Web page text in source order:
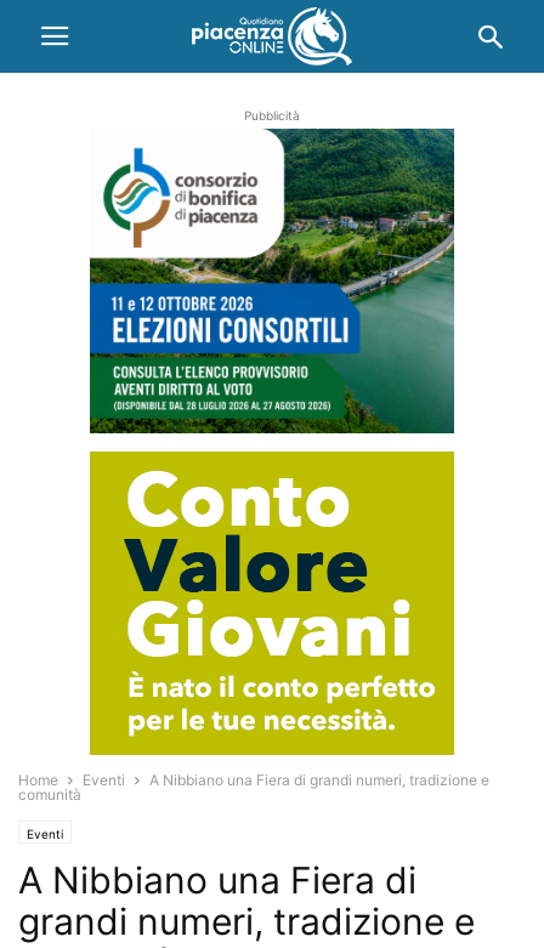
Pubblicità
Home Eventi
A Nibbiano una Fiera di grandi numeri, tradizione e
comunità
Eventi
A Nibbiano una Fiera di
grandi numeri, tradizione e